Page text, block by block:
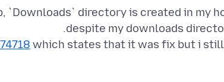
`Downloads` directory is created in my